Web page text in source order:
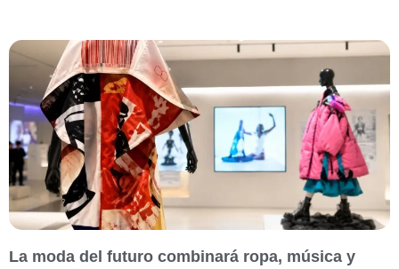
La moda del futuro combinará ropa, música y